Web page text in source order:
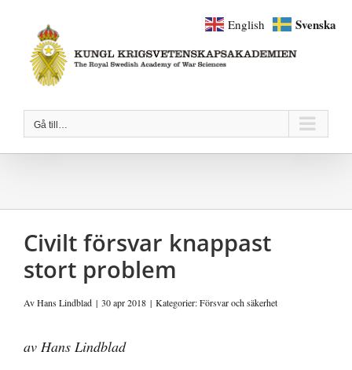
innehållet
Gå till…
Civilt försvar knappast
stort problem
AvHans Lindblad | 30 apr 2018 | Kategorier:Försvar och säkerhet
av Hans Lindblad
English Svenska